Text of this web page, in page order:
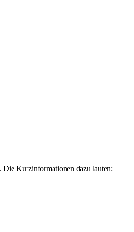
Die Kurzinformationen dazu lauten: